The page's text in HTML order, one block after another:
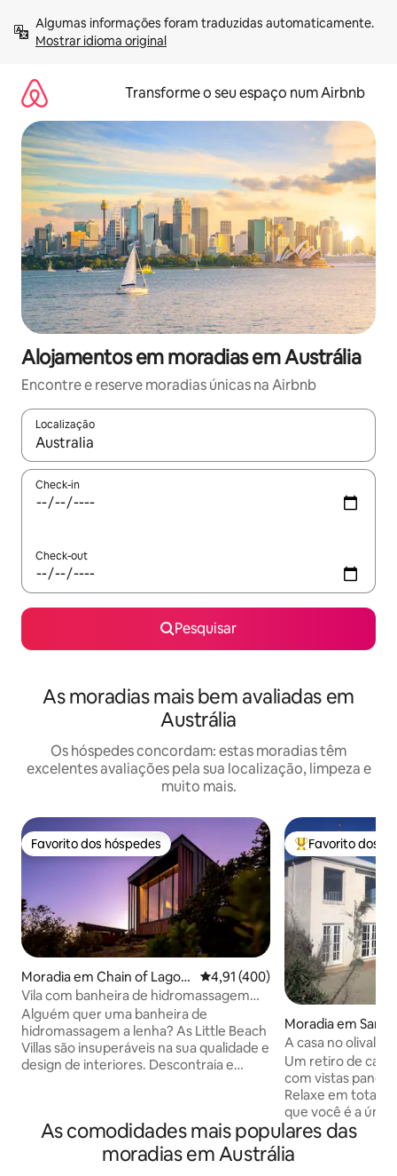
para
Mostrar idioma original
Transforme o seu espaço num Airbnb
Alojamentos em moradias em Austrália
Encontre e reserve moradias únicas na Airbnb
Localização
Quando os resultados estiverem disponíveis, navegue com
Check-in
Check-out
Pesquisar
As moradias mais bem avaliadas em
Austrália
Os hóspedes concordam: estas moradias têm
excelentes avaliações pela sua localização, limpeza e
muito mais.
Favorito dos hóspedes
Favorito dos hóspedes
Moradia em Chain of Lagoo
ns
Classificação média de 4,91 em
4,91 (400)
Vila com banheira de hidromassagem
em Little Beach Co
Alguém quer uma banheira de
hidromassagem a lenha? As Little Beach
Villas são insuperáveis na sua qualidade e
design de interiores. Descontraia e
exclusivo da sua villa. Observe baleias e
golfinhos a passar e durma bem com os
nossos colchões Times Square rodeados
Favoritos dos
Favorito dos
Moradia em San
A casa no olival
Um retiro de
com vistas
Relaxe em total
que você é a
situados entre o
dentro de mais
tem vista para a
As comodidades mais populares das
moradias em Austrália